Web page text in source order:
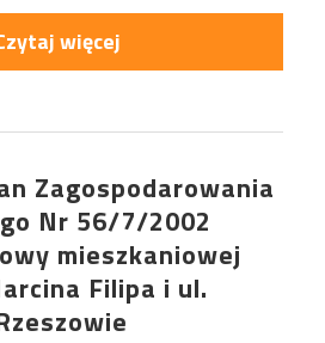
więcej
Zagospodarowania
Nr 56/7/2002
mieszkaniowej
Filipa i ul.